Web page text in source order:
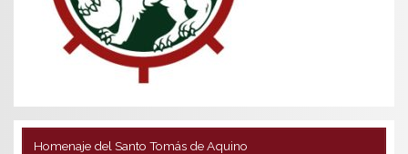
Homenaje del Santo Tomás de Aquino